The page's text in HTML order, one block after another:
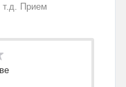
т.д. Прием